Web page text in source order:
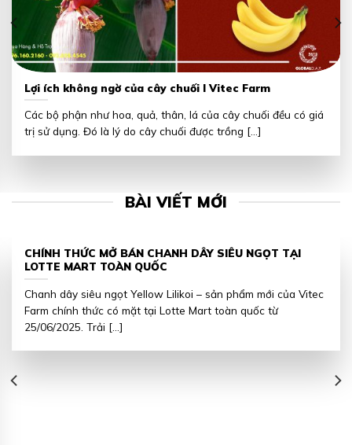
Lợi ích không ngờ của cây chuối I Vitec Farm
Các bộ phận như hoa, quả, thân, lá của cây chuối đều có giá
trị sử dụng. Đó là lý do cây chuối được trồng [...]
BÀI VIẾT MỚI
CHÍNH THỨC MỞ BÁN CHANH DÂY SIÊU NGỌT TẠI
LOTTE MART TOÀN QUỐC
Chanh dây siêu ngọt Yellow Lilikoi – sản phẩm mới của Vitec
Farm chính thức có mặt tại Lotte Mart toàn quốc từ
25/06/2025. Trải [...]